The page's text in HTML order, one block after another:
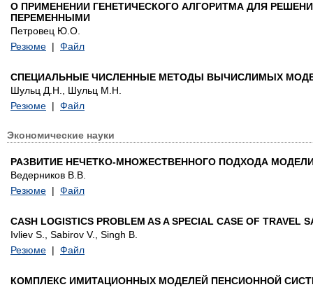
О ПРИМЕНЕНИИ ГЕНЕТИЧЕСКОГО АЛГОРИТМА ДЛЯ
ПЕРЕМЕННЫМИ
Петровец Ю.О.
Резюме | Файл
СПЕЦИАЛЬНЫЕ ЧИСЛЕННЫЕ МЕТОДЫ ВЫЧИСЛИМЫХ
Шульц Д.Н., Шульц М.Н.
Резюме | Файл
Экономические науки
РАЗВИТИЕ НЕЧЕТКО-МНОЖЕСТВЕННОГО ПОДХОДА
Ведерников В.В.
Резюме | Файл
CASH LOGISTICS PROBLEM AS A SPECIAL CASE OF TRAVEL
Ivliev S., Sabirov V., Singh B.
Резюме | Файл
КОМПЛЕКС ИМИТАЦИОННЫХ МОДЕЛЕЙ ПЕНСИОННОЙ